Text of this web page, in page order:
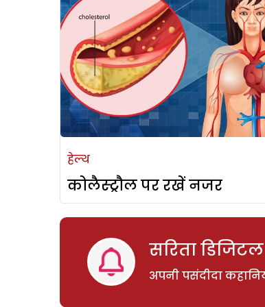
हेल्थ
कोलैस्ट्रौल पर रखें नजर
सरिता
अपनी पसंदीदा